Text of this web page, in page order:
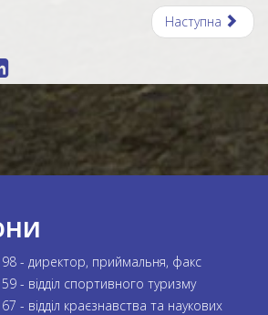
Наступна
- директор, приймальня, факс
- відділ спортивного туризму
- відділ краєзнавства та наукових